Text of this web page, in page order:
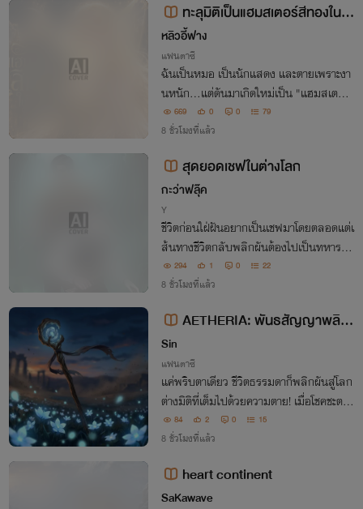
ทะลุมิติเป็นแฮมสเตอร์สีทองในโล
กอสูร
หลิวอี้ฟาง
แฟนตาซี
ฉันเป็นหมอ เป็นนักแสดง และตายเพราะงา
นหนัก...แต่ดันมาเกิดใหม่เป็น "แฮมสเตอร์
สีทอง" ตัวจิ๋วในโลกอสูรที่ตัวเมียหายากสุดขี
ด! จนเหล่าอสูรบรรพกาลและมหาเทพอสูรร
669 0 0 79
8 ชั่วโมงที่แล้ว
สุดยอดเชฟในต่างโลก
กะว่าฟลุ๊ค
Y
ชีวิตก่อนใฝ่ฝันอยากเป็นเชฟมาโดยตลอดแต่เ
ส้นทางชีวิตกลับพลิกผันต้องไปเป็นทหาร พ
อตายในภารกิจนึกว่าจะได้ไปสวรรค์แต่กลับท
ะลุมิติมาต่างโลกซะงั้น หรือนี่จะเป็นโอกาสที่
294 1 0 22
8 ชั่วโมงที่แล้ว
AETHERIA: พันธสัญญาพลิก
ชะตาที่ต่างโลก
Sin
แฟนตาซี
แค่พริบตาเดียว ชีวิตธรรมดาก็พลิกผันสู่โลก
ต่างมิติที่เต็มไปด้วยความตาย! เมื่อโชคชะตาบี
บให้กลายเป็นเหยื่อ การดิ้นรนเพื่อพลิกกระ
ดานและกระทืบตรรกะของโลกใบนี้จึงเริ่มต้น
84 2 0 15
8 ชั่วโมงที่แล้ว
heart continent
SaKawave